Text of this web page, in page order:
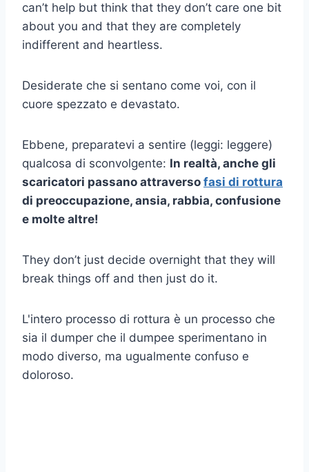
can’t help but think that they don’t care one bit
about you and that they are completely
indifferent and heartless.
Desiderate che si sentano come voi, con il
cuore spezzato e devastato.
Ebbene, preparatevi a sentire (leggi: leggere)
qualcosa di sconvolgente: In realtà, anche gli
scaricatori passano attraverso fasi di rottura
di preoccupazione, ansia, rabbia, confusione
e molte altre!
They don’t just decide overnight that they will
break things off and then just do it.
L'intero processo di rottura è un processo che
sia il dumper che il dumpee sperimentano in
modo diverso, ma ugualmente confuso e
doloroso.